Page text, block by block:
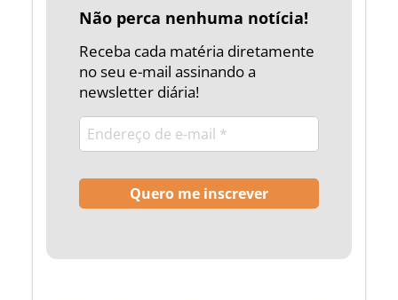
Não perca nenhuma notícia!
Receba cada matéria diretamente
no seu e-mail assinando a
newsletter diária!